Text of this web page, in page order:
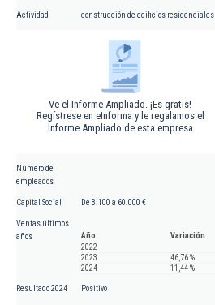
Actividad construcción de edificios residenciales
Ve el Informe Ampliado. ¡Es gratis!
Regístrese en eInforma y le regalamos el
Informe Ampliado de esta empresa
Número de
empleados
Capital Social De 3.100 a 60.000 €
Ventas últimos
años
Año
Variación
2022
2023
46,76 %
2024
11,44 %
Resultado 2024 Positivo